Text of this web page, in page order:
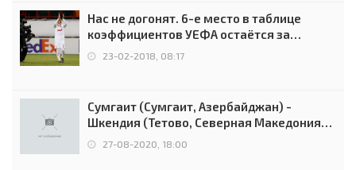
Нас не догонят. 6-е место в таблице
коэффициентов УЕФА остаётся за
Россией
23-02-2018, 08:17
Сумгаит (Сумгаит, Азербайджан) -
Шкендия (Тетово, Северная Македония) -
0:2 (0:0)
27-08-2020, 18:00